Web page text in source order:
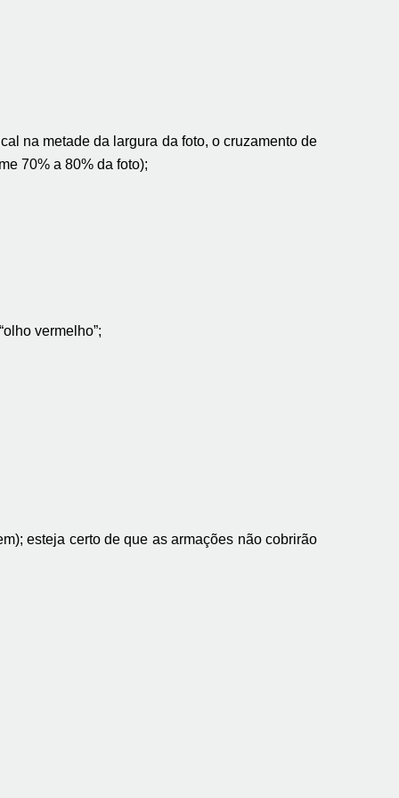
na metade da largura da foto, o cruzamento de
70% a 80% da foto);
vermelho”;
esteja certo de que as armações não cobrirão